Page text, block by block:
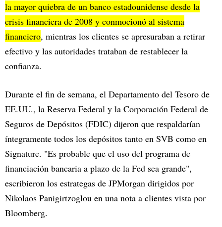
la mayor quiebra de un banco estadounidense desde la
crisis financiera de 2008 y conmocionó al sistema
financiero, mientras los clientes se apresuraban a retirar
efectivo y las autoridades trataban de restablecer la
confianza.
Durante el fin de semana, el Departamento del Tesoro de
EE.UU., la Reserva Federal y la Corporación Federal de
Seguros de Depósitos (FDIC) dijeron que respaldarían
íntegramente todos los depósitos tanto en SVB como en
Signature. "Es probable que el uso del programa de
financiación bancaria a plazo de la Fed sea grande",
escribieron los estrategas de JPMorgan dirigidos por
Nikolaos Panigirtzoglou en una nota a clientes vista por
Bloomberg.